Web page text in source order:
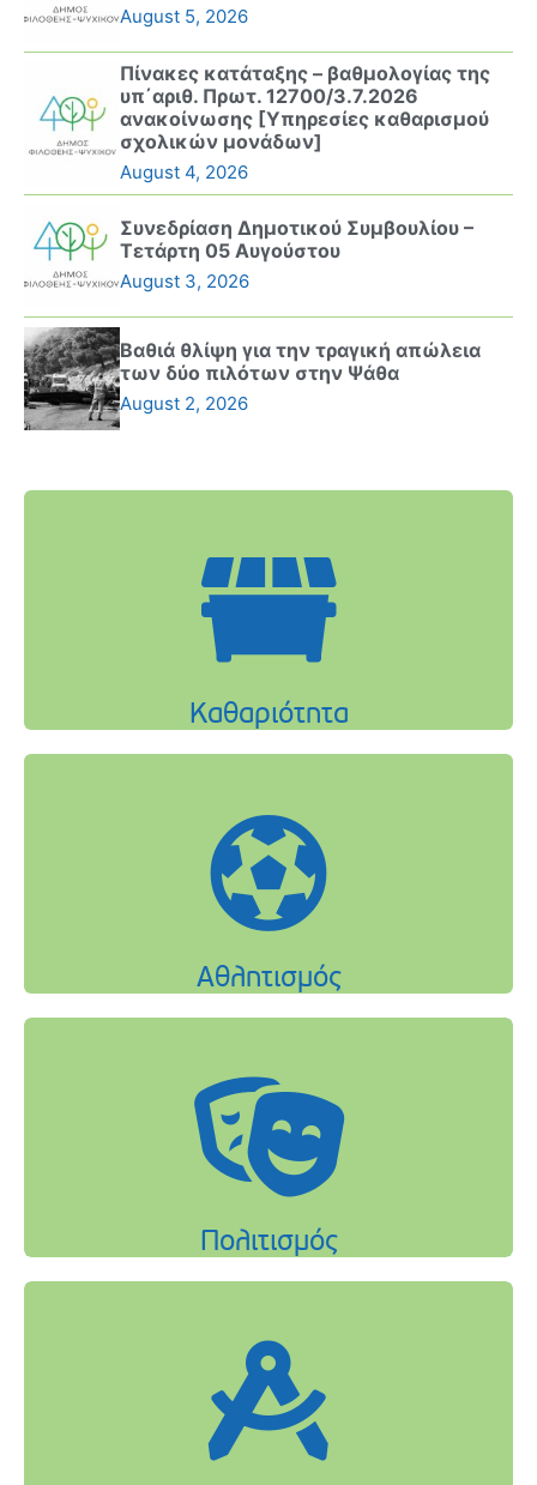
August 5, 2026
Πίνακες κατάταξης – βαθμολογίας της
υπ΄αριθ. Πρωτ. 12700/3.7.2026
ανακοίνωσης [Υπηρεσίες καθαρισμού
σχολικών μονάδων]
August 4, 2026
Συνεδρίαση Δημοτικού Συμβουλίου –
Τετάρτη 05 Αυγούστου
August 3, 2026
Βαθιά θλίψη για την τραγική απώλεια
των δύο πιλότων στην Ψάθα
August 2, 2026